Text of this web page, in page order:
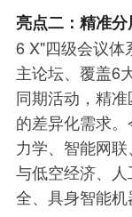
亮点二：精准分
6 X"四级会议体
主论坛、覆盖6
同期活动，精
的差异化需求
力学、智能网
与低空经济、
全、具身智能机